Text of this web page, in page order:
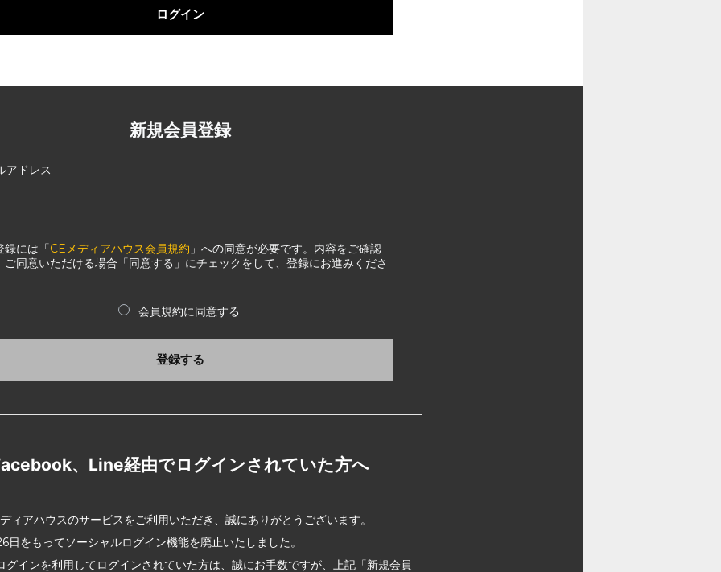
ログイン
新規会員登録
アドレス
録には「CEメディアハウス会員規約 」への同意が必要です。内容をご確認
ご同意いただける場合「同意する」にチェックをして、登録にお進みくださ
会員規約に同意する
登録する
、Line経由でログインされていた方へ
ィアハウスのサービスをご利用いただき、誠にありがとうございます。
日をもってソーシャルログイン機能を廃止いたしました。
グインを利用してログインされていた方は、誠にお手数ですが、上記「新規会員